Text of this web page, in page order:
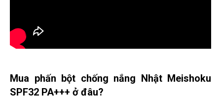
Mua phấn bột chống nắng Nhật Meishoku
SPF32 PA+++ ở đâu?